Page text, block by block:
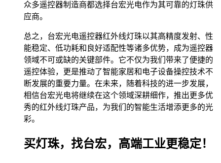
众多遥控器制造商都选择台宏光电作为其可靠的灯珠供
应商。
总之，台宏光电遥控器红外线灯珠以其高精度发射、性
能稳定、低功耗和良好适配性等诸多优势，成为遥控器
领域不可或缺的关键部件。它不仅为我们带来了便捷的
遥控体验，更是推动了智能家居和电子设备操控技术不
断发展的重要力量。在未来，随着科技的进一步发展，
相信台宏光电将继续在这个领域深耕细作，推出更多优
秀的红外线灯珠产品，为我们的智能生活增添更多的光
彩。
买灯珠，找台宏，高端工业更稳定！